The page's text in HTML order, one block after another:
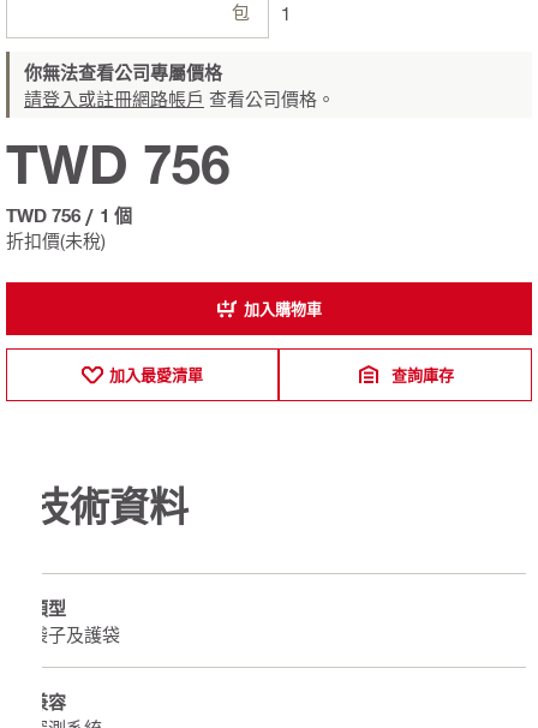
包 1
你無法查看公司專屬價格
請登入或註冊網路帳戶 查看公司價格。
折扣價(未稅)
TWD 756
TWD 756 / 1 個
加入購物車
加入最愛清單 查詢庫存
技術資料
類型
袋子及護袋
兼容